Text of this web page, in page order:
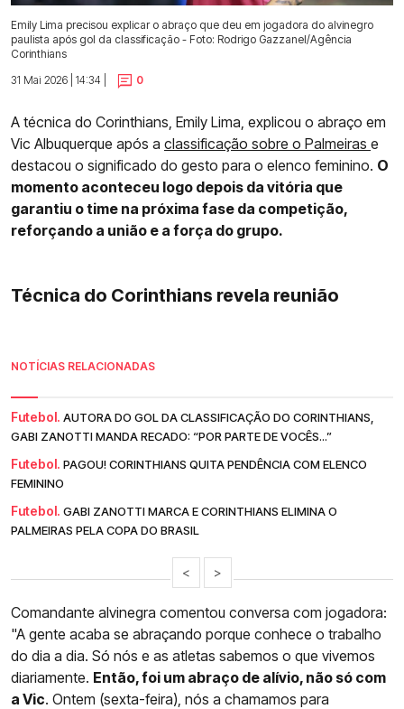
Emily Lima precisou explicar o abraço que deu em jogadora do alvinegro
paulista após gol da classificação - Foto: Rodrigo Gazzanel/Agência
Corinthians
31 Mai 2026 | 14:34 |
0
A técnica do Corinthians, Emily Lima, explicou o abraço em
Vic Albuquerque após a classificação sobre o Palmeiras e
destacou o significado do gesto para o elenco feminino. O
momento aconteceu logo depois da vitória que
garantiu o time na próxima fase da competição,
reforçando a união e a força do grupo.
Técnica do Corinthians revela reunião
NOTÍCIAS RELACIONADAS
Futebol. AUTORA DO GOL DA CLASSIFICAÇÃO DO CORINTHIANS,
GABI ZANOTTI MANDA RECADO: “POR PARTE DE VOCÊS...”
Futebol. PAGOU! CORINTHIANS QUITA PENDÊNCIA COM ELENCO
FEMININO
Futebol. GABI ZANOTTI MARCA E CORINTHIANS ELIMINA O
PALMEIRAS PELA COPA DO BRASIL
< >
Comandante alvinegra comentou conversa com jogadora:
"A gente acaba se abraçando porque conhece o trabalho
do dia a dia. Só nós e as atletas sabemos o que vivemos
diariamente. Então, foi um abraço de alívio, não só com
a Vic. Ontem (sexta-feira), nós a chamamos para